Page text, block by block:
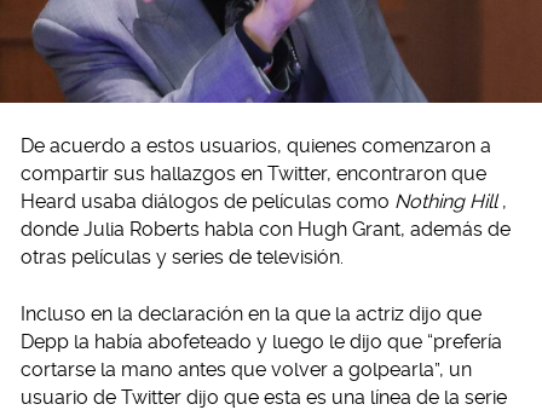
De acuerdo a estos usuarios, quienes comenzaron a
compartir sus hallazgos en Twitter, encontraron que
Heard usaba diálogos de películas como Nothing Hill ,
donde Julia Roberts habla con Hugh Grant, además de
otras películas y series de televisión.
Incluso en la declaración en la que la actriz dijo que
Depp la había abofeteado y luego le dijo que “prefería
cortarse la mano antes que volver a golpearla”, un
usuario de Twitter dijo que esta es una línea de la serie